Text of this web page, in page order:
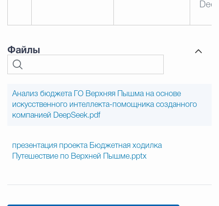
Файлы
Анализ бюджета ГО Верхняя Пышма на основе
искусственного интеллекта-помощника созданного
компанией DeepSeek.pdf
презентация проекта Бюджетная ходилка
Путешествие по Верхней Пышме.pptx